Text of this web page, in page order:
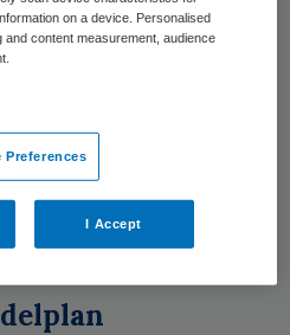
te doen voor
en in de toekomst
declaraties bij de
bouwt de pagina
patiëntenorganisatie
zijn op het
on a device. Personalised
content measurement, audience
Preferences
I Accept